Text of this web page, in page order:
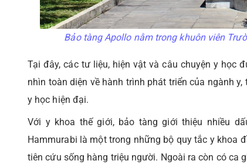
Bảo tàng Apollo nằm trong khuôn viên
Tại đây, các tư liệu, hiện vật và câu chuyện y học
nhìn toàn diện về hành trình phát triển của ngành
y học hiện đại.
Với y khoa thế giới, bảo tàng giới thiệu nhiều
Hammurabi là một trong những bộ quy tắc y khoa
tiên cứu sống hàng triệu người. Ngoài ra còn có ca